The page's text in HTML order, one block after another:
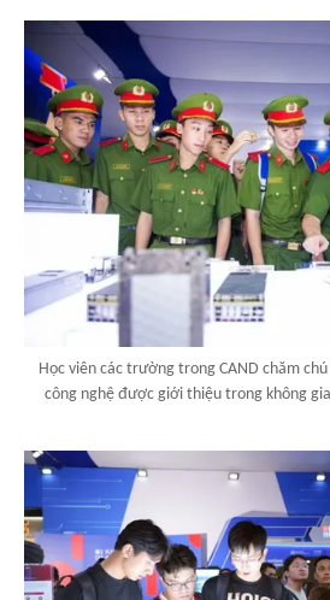
Học viên các trường trong CAND chăm
công nghệ được giới thiệu trong không